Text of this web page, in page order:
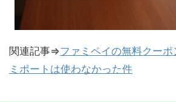
関連記事⇒ファミペイの無料クー
ミポートは使わなかった件